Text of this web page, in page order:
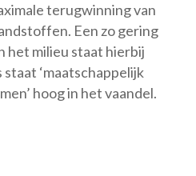
terugwinning van
Een zo gering
het milieu staat hierbij
‘maatschappelijk
hoog in het vaandel.